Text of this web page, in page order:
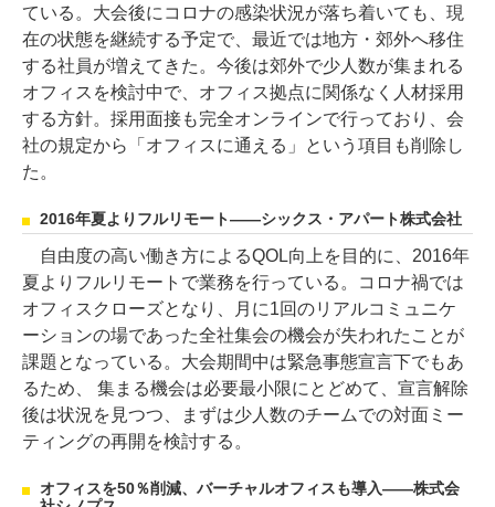
ている。大会後にコロナの感染状況が落ち着いても、現
在の状態を継続する予定で、最近では地方・郊外へ移住
する社員が増えてきた。今後は郊外で少人数が集まれる
オフィスを検討中で、オフィス拠点に関係なく人材採用
する方針。採用面接も完全オンラインで行っており、会
社の規定から「オフィスに通える」という項目も削除し
た。
2016年夏よりフルリモート――シックス・アパート株式会社
自由度の高い働き方によるQOL向上を目的に、2016年
夏よりフルリモートで業務を行っている。コロナ禍では
オフィスクローズとなり、月に1回のリアルコミュニケ
ーションの場であった全社集会の機会が失われたことが
課題となっている。大会期間中は緊急事態宣言下でもあ
るため、 集まる機会は必要最小限にとどめて、宣言解除
後は状況を見つつ、まずは少人数のチームでの対面ミー
ティングの再開を検討する。
オフィスを50％削減、バーチャルオフィスも導入――株式会